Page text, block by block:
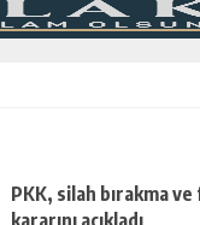
PKK, silah bırakma
kararını açıkladı